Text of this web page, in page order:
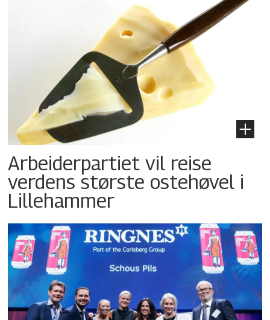
Arbeiderpartiet vil reise
verdens største ostehøvel i
Lillehammer